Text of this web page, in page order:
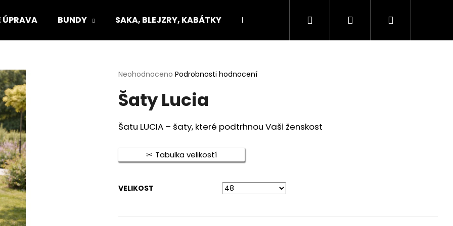
ÚPRAVA BUNDY SAKA, BLEJZRY, KABÁTKY KOSTÝMY A KOMPLETY TOPY, TUNIKY A
Hledat PřihlášeníNákupní
Průměrné
produktu
je
z
5
Neohodnoceno Podrobnosti hodnocení
Šaty Lucia
Šatu LUCIA – šaty, které podtrhnou Vaši ženskost
Tabulka velikostí
VELIKOST
HLEDAT